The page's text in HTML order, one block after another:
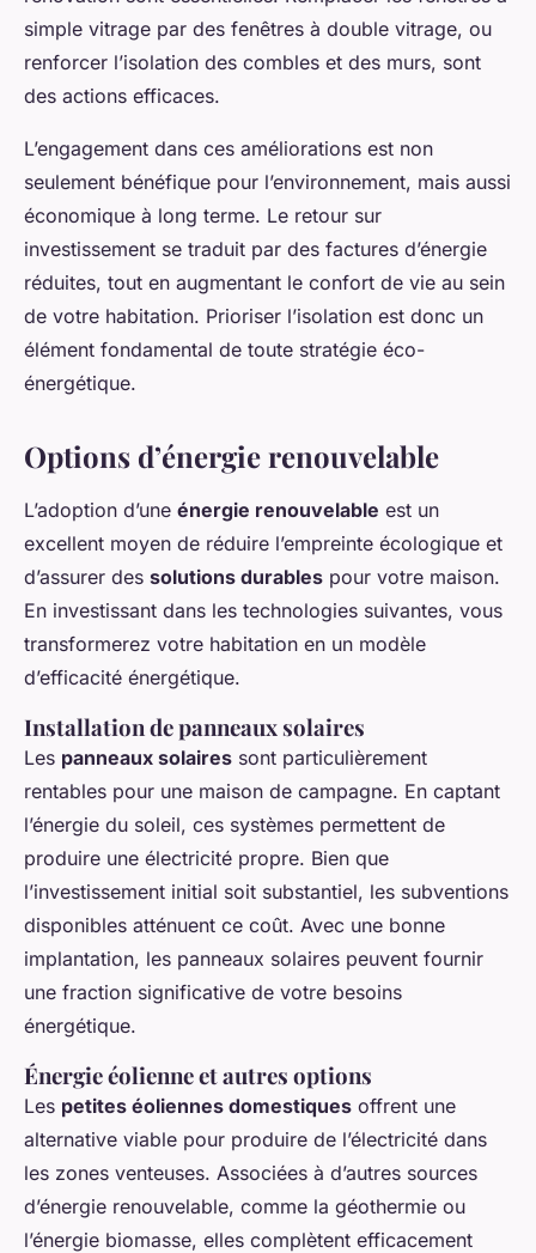
simple vitrage par des fenêtres à double vitrage, ou
renforcer l’isolation des combles et des murs, sont
des actions efficaces.
L’engagement dans ces améliorations est non
seulement bénéfique pour l’environnement, mais aussi
économique à long terme. Le retour sur
investissement se traduit par des factures d’énergie
réduites, tout en augmentant le confort de vie au sein
de votre habitation. Prioriser l’isolation est donc un
élément fondamental de toute stratégie éco-
énergétique.
Options d’énergie renouvelable
L’adoption d’une énergie renouvelable est un
excellent moyen de réduire l’empreinte écologique et
d’assurer des solutions durables pour votre maison.
En investissant dans les technologies suivantes, vous
transformerez votre habitation en un modèle
d’efficacité énergétique.
Installation de panneaux solaires
Les panneaux solaires sont particulièrement
rentables pour une maison de campagne. En captant
l’énergie du soleil, ces systèmes permettent de
produire une électricité propre. Bien que
l’investissement initial soit substantiel, les subventions
disponibles atténuent ce coût. Avec une bonne
implantation, les panneaux solaires peuvent fournir
une fraction significative de votre besoins
énergétique.
Énergie éolienne et autres options
Les petites éoliennes domestiques offrent une
alternative viable pour produire de l’électricité dans
les zones venteuses. Associées à d’autres sources
d’énergie renouvelable, comme la géothermie ou
l’énergie biomasse, elles complètent efficacement